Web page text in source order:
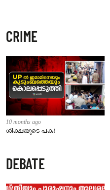
CRIME
10 months ago
ശിക്ഷയുടെ പക!
DEBATE